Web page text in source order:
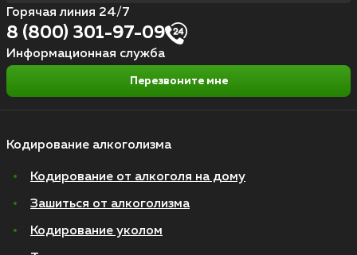
Кодирование алкоголизма
Кодирование от алкоголя на дому
Зашиться от алкоголизма
Кодирование уколом
Горячая линия 24/7
8 (800) 301-97-09
Информационная служба
Перезвоните мне